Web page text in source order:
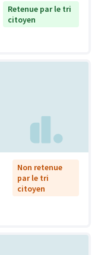
Retenue par le tri
citoyen
Non retenue
par le tri
citoyen